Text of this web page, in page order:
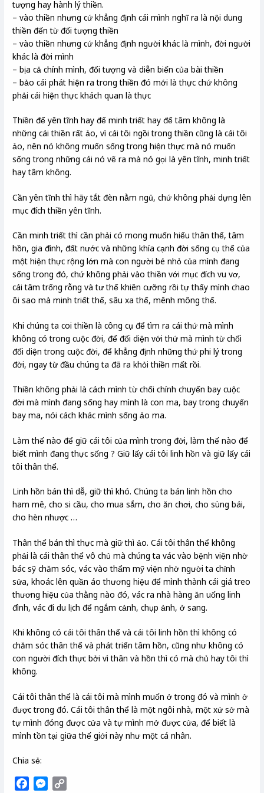
tượng hay hành lý thiền.
– vào thiền nhưng cứ khẳng định cái mình nghĩ ra là nội dung
thiền đến từ đối tượng thiền
– vào thiền nhưng cứ khẳng định người khác là mình, đời người
khác là đời mình
– bịa cả chính mình, đối tượng và diễn biến của bài thiền
– bảo cái phát hiện ra trong thiền đó mới là thực chứ không
phải cái hiện thực khách quan là thực
Thiền để yên tĩnh hay để minh triết hay để tâm không là
những cái thiền rất ảo, vì cái tôi ngồi trong thiền cũng là cái tôi
ảo, nên nó không muốn sống trong hiện thực mà nó muốn
sống trong những cái nó vẽ ra mà nó gọi là yên tĩnh, minh triết
hay tâm không.
Cần yên tĩnh thì hãy tắt đèn nằm ngủ, chứ không phải dựng lên
mục đích thiền yên tĩnh.
Cần minh triết thì cần phải có mong muốn hiểu thân thể, tâm
hồn, gia đình, đất nước và những khía cạnh đời sống cụ thể của
một hiện thực rộng lớn mà con người bé nhỏ của mình đang
sống trong đó, chứ không phải vào thiền với mục đích vu vơ,
cái tâm trống rỗng và tư thế khiên cưỡng rồi tự thấy mình chao
ôi sao mà minh triết thế, sâu xa thế, mênh mông thế.
Khi chúng ta coi thiền là công cụ để tìm ra cái thứ mà mình
không có trong cuộc đời, để đối diện với thứ mà mình từ chối
đối diện trong cuộc đời, để khẳng định những thứ phi lý trong
đời, ngay từ đầu chúng ta đã ra khỏi thiền mất rồi.
Thiền không phải là cách mình từ chối chính chuyến bay cuộc
đời mà mình đang sống hay mình là con ma, bay trong chuyến
bay ma, nói cách khác mình sống ảo ma.
Làm thế nào để giữ cái tôi của mình trong đời, làm thế nào để
biết mình đang thực sống ? Giữ lấy cái tôi linh hồn và giữ lấy cái
tôi thân thể.
Linh hồn bán thì dễ, giữ thì khó. Chúng ta bán linh hồn cho
ham mê, cho si cầu, cho mua sắm, cho ăn chơi, cho sùng bái,
cho hèn nhược …
Thân thể bán thì thực mà giữ thì ảo. Cái tôi thân thể không
phải là cái thân thể vô chủ mà chúng ta vác vào bệnh viện nhờ
bác sỹ chăm sóc, vác vào thẩm mỹ viện nhờ người ta chỉnh
sửa, khoác lên quần áo thương hiệu để mình thành cái giá treo
thương hiệu của thằng nào đó, vác ra nhà hàng ăn uống linh
đình, vác đi du lịch để ngắm cảnh, chụp ảnh, ở sang.
Khi không có cái tôi thân thể và cái tôi linh hồn thì không có
chăm sóc thân thể và phát triển tâm hồn, cũng như không có
con người đích thực bởi vì thân và hồn thì có mà chủ hay tôi thì
không.
Cái tôi thân thể là cái tôi mà mình muốn ở trong đó và mình ở
được trong đó. Cái tôi thân thể là một ngôi nhà, một xứ sở mà
tự mình đóng được cửa và tự mình mở được cửa, để biết là
mình tồn tại giữa thế giới này như một cá nhân.
Chia sẻ:
M